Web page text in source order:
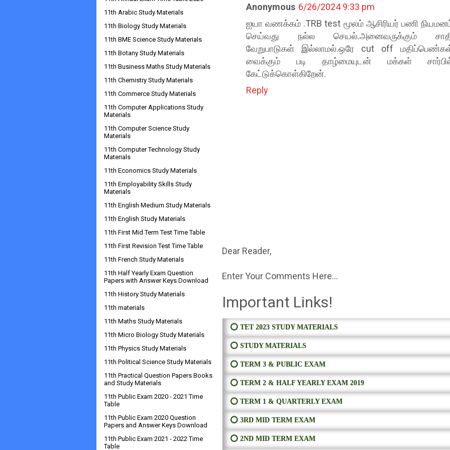
Anonymous 6/26/2024 9:33 pm
ஐயா வணக்கம் .TRB test மூலம் ஆசிரியர் பணி
செய்வது நல்ல செயல்.அனைவருக்கும்
வேறுபாடுகள் இல்லாமல்.ஒரே cut off
வைக்கும் படி தாழ்மையுடன் மக்கள்
கேட்டுக்கொள்கிறேன்.
Reply
Dear Reader,
Enter Your Comments Here...
Important Links!
⭕ TET 2023 STUDY MATERIALS
⭕ STUDY MATERIALS
⭕ TERM 3 & PUBLIC EXAM
⭕ TERM 2 & HALF YEARLY EXAM 2019
⭕ TERM 1 & QUARTERLY EXAM
⭕ 3RD MID TERM EXAM
⭕ 2ND MID TERM EXAM
11th Arabic Study Materials
11th Biology Study Materials
11th BME Science Study Materials
11th Botany Study Materials
11th Business Maths Study Materials
11th Chemistry Study Materials
11th Commerce Study Materials
11th Computer Applications Study
Materials
11th Computer Science Study
Materials
11th Computer Technology Study
Materials
11th Economics Study Materials
11th Employability Skills Study
Materials
11th English Medium Study Materials
11th English Study Materials
11th First Mid Term Test Time Table
11th First Revision Test Time Table
11th French Study Materials
11th Half Yearly Exam Question
Papers with Answer Keys Download
11th History Study Materials
11th materials
11th Maths Study Materials
11th Micro Biology Study Materials
11th Physics Study Materials
11th Political Science Study Materials
11th Practical Question Papers Books
and Study Materials
11th Public Exam 2020 - 2021 Time
Table
11th Public Exam 2020 Question
Papers and Answer Keys Download
11th Public Exam 2021 - 2022 Time
Table